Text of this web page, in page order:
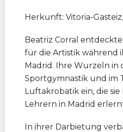
Herkunft: Vitoria-
Beatriz Corral
für die Artistik während
Madrid. Ihre Wurzeln in
Sportgymnastik und im
Luftakrobatik ein, die
Lehrern in Madrid
In ihrer Darbietung